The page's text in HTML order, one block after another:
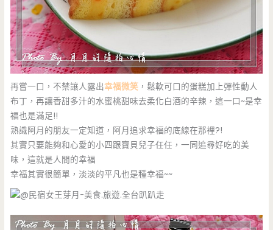
再嘗一口，不禁讓人露出幸福微笑 ，鬆軟可口的蛋糕加上彈性動人
布丁，再讓香甜多汁的水蜜桃甜味去柔化白酒的辛辣，這一口~是幸
福也是滿足!!
熟識阿月的朋友一定知道，阿月追求幸福的底線在那裡?!
其實只要能夠和心愛的小四跟寶貝兒子任任，一同追尋好吃的美
味，這就是人間的幸福
幸福其實很簡單，淡淡的平凡也是種幸福~~